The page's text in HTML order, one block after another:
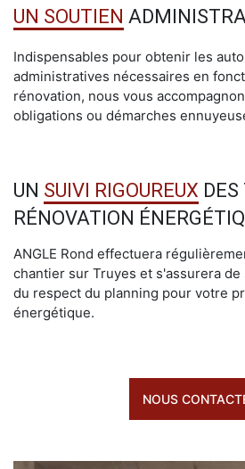
UN SOUTIEN
Indispensables pour obtenir les
administratives nécessaires en
rénovation, nous vous
obligations ou démarches
UN SUIVI RIGOUREUX
RÉNOVATION
ANGLE Rond effectuera
chantier sur Truyes et s'assurera
du respect du planning pour votre
énergétique.
NOUS